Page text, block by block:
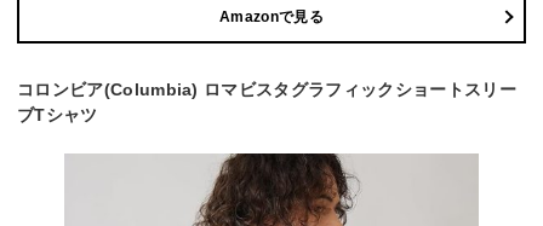
Amazonで見る
コロンビア(Columbia) ロマビスタグラフィックショートスリー
ブTシャツ